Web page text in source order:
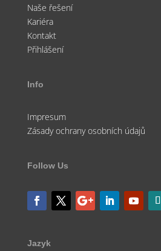
Naše řešení
Kariéra
Kontakt
Přihlášení
Info
Impresum
Zásady ochrany osobních údajů
Follow Us
Jazyk